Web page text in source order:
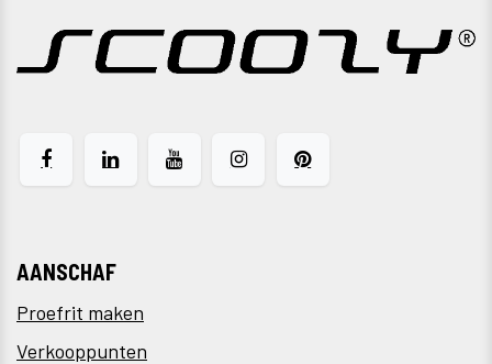
AANSCHAF
Proefrit maken
Verkooppunten